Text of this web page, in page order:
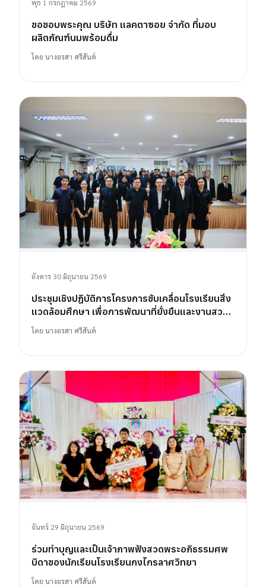
พุธ 1 กรกฎาคม 2569
ขอขอบพระคุณ บริษัท แลคตาซอย จำกัด ที่มอบ
ผลิตภัณฑ์นมพร้อมดื่ม
โดย นางอรสา ศรีสันต์
อังคาร 30 มิถุนายน 2569
ประชุมเชิงปฏิบัติการโครงการขับเคลื่อนโรงเรียนสิ่ง
แวดล้อมศึกษา เพื่อการพัฒนาที่ยั่งยืนและงานสวน
พฤกษศาสตร์โรงเรียน
โดย นางอรสา ศรีสันต์
จันทร์ 29 มิถุนายน 2569
ร่วมทำบุญและเป็นเจ้าภาพฟังสวดพระอภิธรรมศพ
บิดาของนักเรียนโรงเรียนกงไกรลาศวิทยา
โดย นางอรสา ศรีสันต์